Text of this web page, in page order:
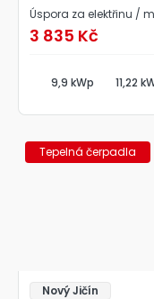
Úspora za elektřinu /
3 835 Kč
9,9 kWp 11,22
Tepelná čerpadla
Nový Jičín